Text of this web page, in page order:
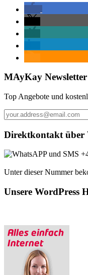
MAyKay Newsletter
Top Angebote und
Direktkontakt über
Unter dieser Nummer
Unsere WordPress